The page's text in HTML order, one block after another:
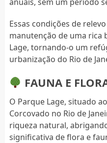
Essas condições de
manutenção de uma rica
Lage, tornando-o um
urbanização do Rio de
FAUNA E
O Parque Lage, situado
Corcovado no Rio de
riqueza natural,
significativa de flora e